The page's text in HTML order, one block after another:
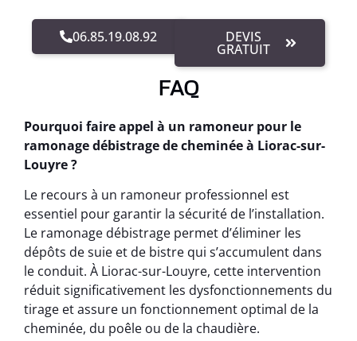
06.85.19.08.92 DEVIS
GRATUIT
FAQ
Pourquoi faire appel à un ramoneur pour le
ramonage débistrage de cheminée à Liorac-sur-
Louyre ?
Le recours à un ramoneur professionnel est
essentiel pour garantir la sécurité de l’installation.
Le ramonage débistrage permet d’éliminer les
dépôts de suie et de bistre qui s’accumulent dans
le conduit. À Liorac-sur-Louyre, cette intervention
réduit significativement les dysfonctionnements du
tirage et assure un fonctionnement optimal de la
cheminée, du poêle ou de la chaudière.